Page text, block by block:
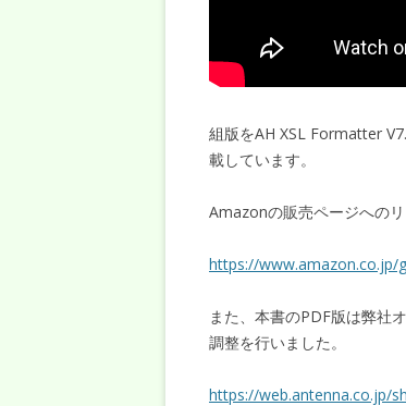
組版をAH XSL Formatter
載しています。
Amazonの販売ページへのリ
https://www.amazon.co.jp/
また、本書のPDF版は弊社
調整を行いました。
https://web.antenna.co.jp/